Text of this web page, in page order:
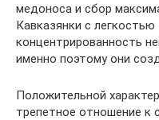
медоноса и сбор
Кавказянки с
концентрированность
именно поэтому они
Положительной
трепетное отношение к